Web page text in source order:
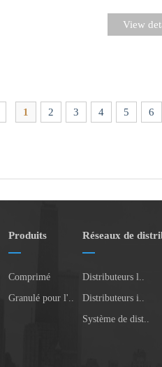
View
1 2 3 4 5 6
Produits
Comprimé
Granulé pour l'..
Réseaux de
Distributeurs l..
Distributeurs i..
Système de dist..